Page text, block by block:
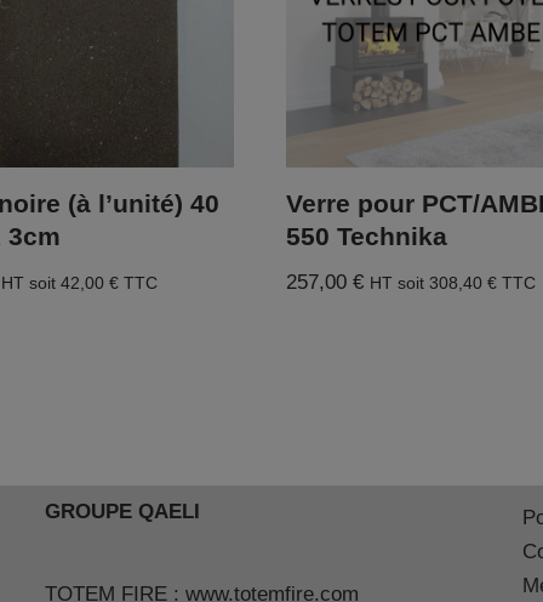
(à l’unité) 40
3cm
HT soit42,00€ TTC
Verre pour PCT/
550 Technika
257,00 € HT soit 308,40 €TTC
GROUPE QAELI
TOTEM FIRE : www.totemfire.com